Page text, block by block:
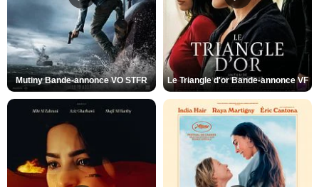
Mutiny Bande-annonce VO STFR Le Triangle d'or Bande-annonce VF